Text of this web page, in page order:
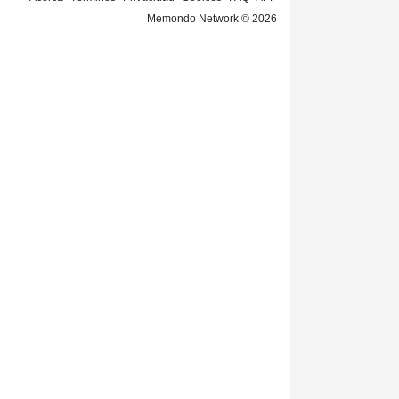
Memondo Network © 2026